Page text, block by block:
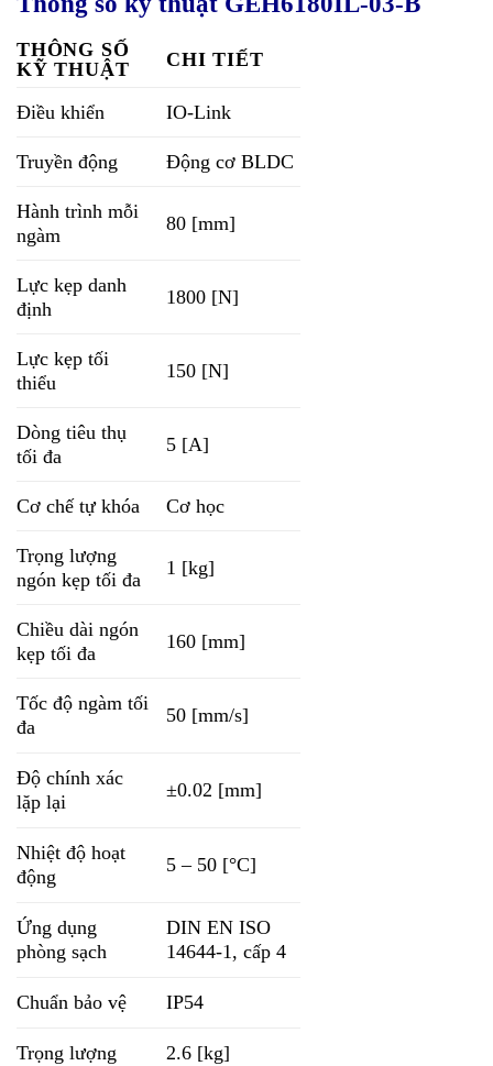
THÔNG SỐ
KỸ THUẬT
CHI TIẾT
Điều khiển IO-Link
Truyền động Động cơ BLDC
Hành trình mỗi
ngàm
80 [mm]
Lực kẹp danh
định
1800 [N]
Lực kẹp tối
thiểu
150 [N]
Dòng tiêu thụ
tối đa
5 [A]
Cơ chế tự khóa Cơ học
Trọng lượng
ngón kẹp tối đa
1 [kg]
Chiều dài ngón
kẹp tối đa
160 [mm]
Tốc độ ngàm tối
đa
50 [mm/s]
Độ chính xác
lặp lại
±0.02 [mm]
Nhiệt độ hoạt
động
5 – 50 [°C]
Ứng dụng
phòng sạch
DIN EN ISO
14644-1, cấp 4
Chuẩn bảo vệ IP54
Trọng lượng 2.6 [kg]